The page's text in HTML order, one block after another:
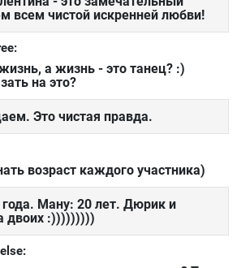
всем чистой искренней любви!
а жизнь - это танец? :)
на это?
Это чистая правда.
возраст каждого участника)
Ману: 20 лет. Дюрик и
двоих :)))))))))